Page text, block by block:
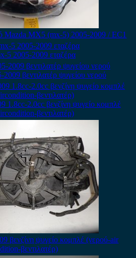
Mazda MX5 (mx-5) 2005-2009 / ΕC1
5 2005-2009 εταζέρα
βεντιλατέρ ψυγείου νερού
1.8cc-2.0cc βενζίνη ψυγείο κομπλέ
βεντιλατέρ)
βενζίνη ψυγείο κομπλέ (νερού-air
βεντιλατέρ)